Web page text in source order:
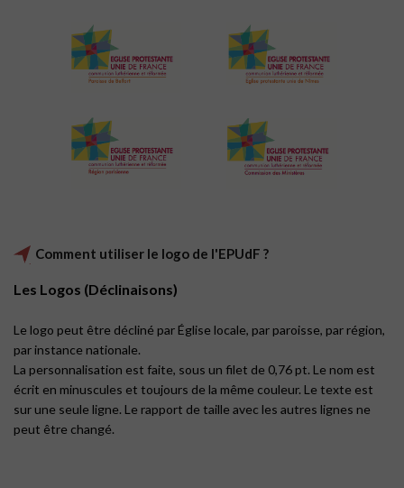
Comment utiliser le logo de l'EPUdF ?
Les Logos (Déclinaisons)
Le logo peut être décliné par Église locale, par paroisse, par région,
par instance nationale.
La personnalisation est faite, sous un filet de 0,76 pt. Le nom est
écrit en minuscules et toujours de la même couleur. Le texte est
sur une seule ligne. Le rapport de taille avec les autres lignes ne
peut être changé.